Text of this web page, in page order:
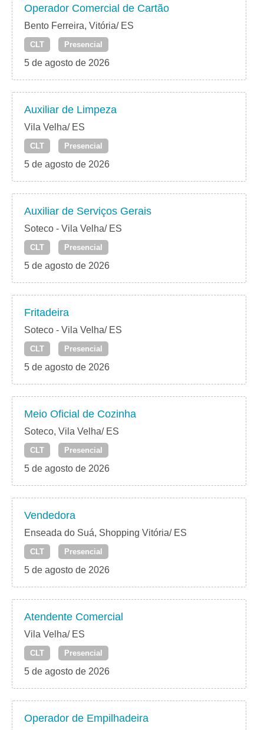
Operador Comercial de Cartão
Bento Ferreira, Vitória/ ES
CLT Presencial
5 de agosto de 2026
Auxiliar de Limpeza
Vila Velha/ ES
CLT Presencial
5 de agosto de 2026
Auxiliar de Serviços Gerais
Soteco - Vila Velha/ ES
CLT Presencial
5 de agosto de 2026
Fritadeira
Soteco - Vila Velha/ ES
CLT Presencial
5 de agosto de 2026
Meio Oficial de Cozinha
Soteco, Vila Velha/ ES
CLT Presencial
5 de agosto de 2026
Vendedora
Enseada do Suá, Shopping Vitória/ ES
CLT Presencial
5 de agosto de 2026
Atendente Comercial
Vila Velha/ ES
CLT Presencial
5 de agosto de 2026
Operador de Empilhadeira